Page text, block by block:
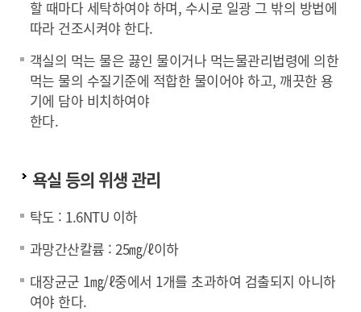
할 때마다 세탁하여야 하며, 수시로 일광 그 밖의 방법에
따라 건조시켜야 한다.
객실의 먹는 물은 끓인 물이거나 먹는물관리법령에 의한
먹는 물의 수질기준에 적합한 물이어야 하고, 깨끗한 용
기에 담아 비치하여야
한다.
욕실 등의 위생 관리
탁도 : 1.6NTU 이하
과망간산칼륨 : 25㎎/ℓ이하
대장균군 1㎎/ℓ중에서 1개를 초과하여 검출되지 아니하
여야 한다.